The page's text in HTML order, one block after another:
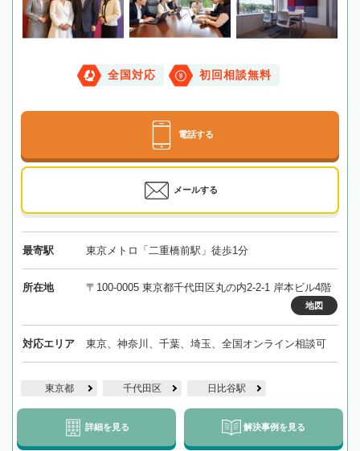
全国対応 初回相談無料
電話する
メールする
最寄駅 東京メトロ「二重橋前駅」徒歩1分
所在地 〒100-0005 東京都千代田区丸の内2-2-1 岸本ビル4階
地図
対応エリア 東京、神奈川、千葉、埼玉、全国オンライン相談可
東京都 千代田区 日比谷駅
詳細を見る 解決事例を見る